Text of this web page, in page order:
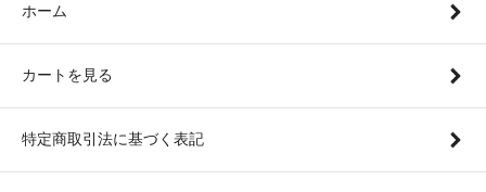
ホーム
カートを見る
特定商取引法に基づく表記